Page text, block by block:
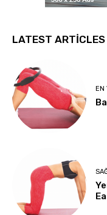
LATEST ARTICLES
EN